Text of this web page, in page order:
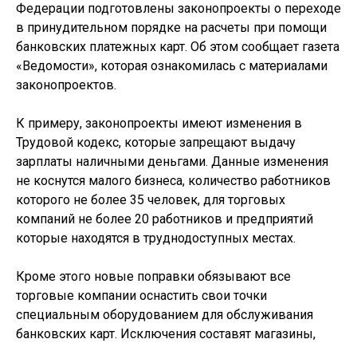
Федерации подготовлены законопроекты о переходе
в принудительном порядке на расчеты при помощи
банковских платежных карт. Об этом сообщает газета
«Ведомости», которая ознакомилась с материалами
законопроектов.
К примеру, законопроекты имеют изменения в
Трудовой кодекс, которые запрещают выдачу
зарплаты наличными деньгами. Данные изменения
не коснутся малого бизнеса, количество работников
которого не более 35 человек, для торговых
компаний не более 20 работников и предприятий
которые находятся в труднодоступных местах.
Кроме этого новые поправки обязывают все
торговые компании оснастить свои точки
специальным оборудованием для обслуживания
банковских карт. Исключения составят магазины,